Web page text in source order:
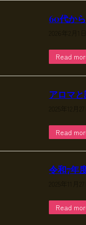
60代か
Read
アロマ
Read
令和7年
Read